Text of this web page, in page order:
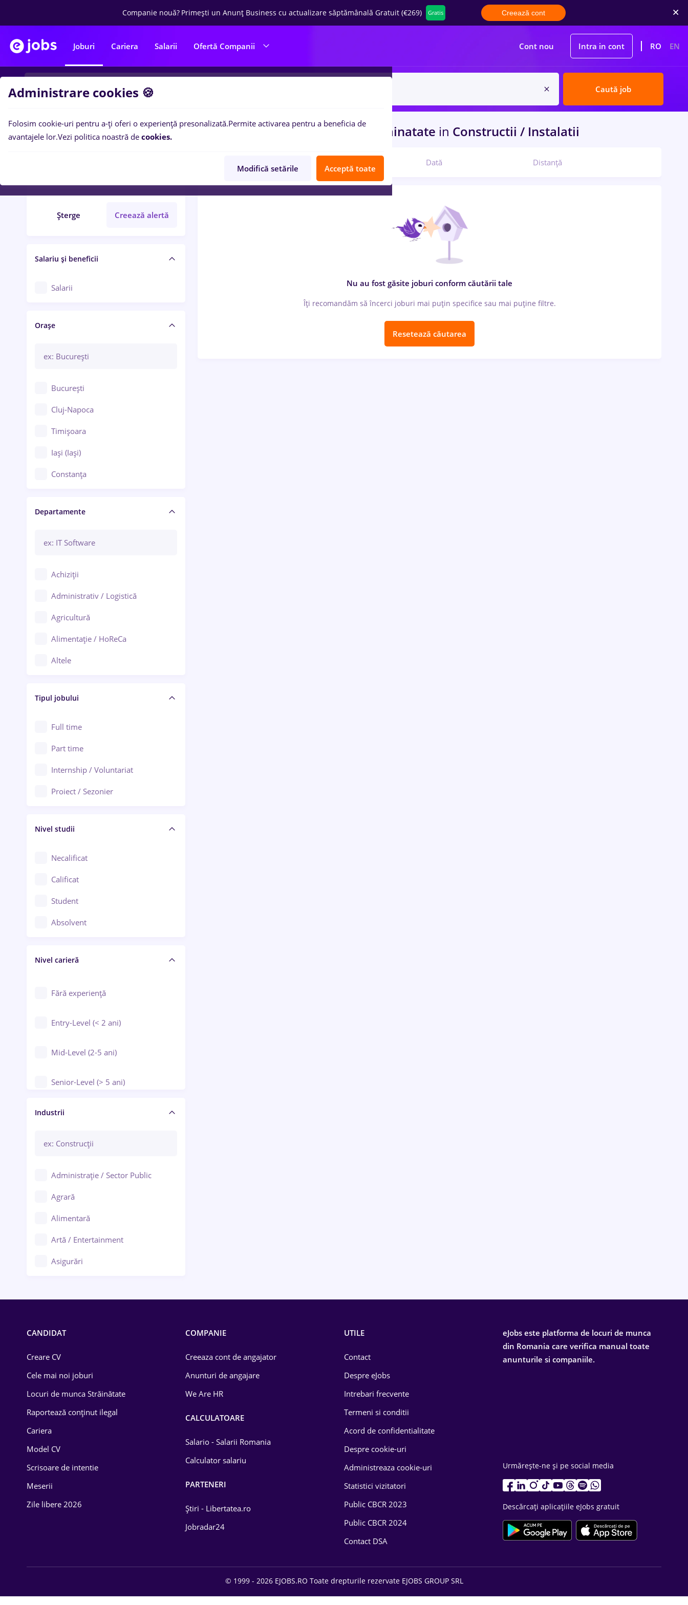
Companie nouă? Primești un Anunț Business cu actualizare săptămânală Gratuit (€269) Gratis Creează cont
Joburi Cariera Salarii Ofertă Companii Cont nou Intra in cont RO EN
Caută job
Filtre
Șterge Creează alertă
Salariu și beneficii
Salarii
Orașe
București
Cluj-Napoca
Timișoara
Iași (Iași)
Constanța
Brașov
Bacău
Galați (Galați)
Ploiești
Arad
Baia Mare
Bârlad
Bistrița (Bistrița-Năsăud)
Departamente
Achiziții
Administrativ / Logistică
Agricultură
Alimentație / HoReCa
Altele
Asigurări
Au pair / Babysitter / Curățenie
Audit / Consultanță
Auto / Echipamente
Automatizări
Cercetare - dezvoltare
Chimie / Biochimie
Confecții / Design vestimentar
Construcții / Instalații
Controlul calității
Educație / Training / Arte
Tipul jobului
Full time
Part time
Internship / Voluntariat
Proiect / Sezonier
Nivel studii
Necalificat
Calificat
Student
Absolvent
Nivel carieră
Fără experiență
Entry-Level (< 2 ani)
Mid-Level (2-5 ani)
Senior-Level (> 5 ani)
Manager / Executiv
Industrii
Administrație / Sector Public
Agrară
Alimentară
Artă / Entertainment
Asigurări
Drept
Educație / Training
Energetică
Farma
0locuri de muncalaborantin Strainatate in Constructii / Instalatii
Dată Distanță
Nu au fost găsite joburi conform căutării tale
Îți recomandăm să încerci joburi mai puțin specifice sau mai puține filtre.
Resetează căutarea
CANDIDAT
Creare CV
Cele mai noi joburi
Locuri de munca Străinătate
Raportează conținut ilegal
Cariera
Model CV
Scrisoare de intentie
Meserii
Zile libere 2026
COMPANIE
Creeaza cont de angajator
Anunturi de angajare
We Are HR
CALCULATOARE
Salario - Salarii Romania
Calculator salariu
PARTENERI
Știri - Libertatea.ro
Jobradar24
UTILE
Contact
Despre eJobs
Intrebari frecvente
Termeni si conditii
Acord de confidentialitate
Despre cookie-uri
Administreaza cookie-uri
Statistici vizitatori
Public CBCR 2023
Public CBCR 2024
Contact DSA
eJobs este platforma de locuri de munca
din Romania care verifica manual toate
anunturile si companiile.
Urmărește-ne și pe social media
Descărcați aplicațiile eJobs gratuit
© 1999 - 2026 EJOBS.RO Toate drepturile rezervate EJOBS GROUP SRL
Administrare cookies 🍪
Folosim cookie-uri pentru a-ți oferi o experiență presonalizată.Permite activarea pentru a beneficia de
avantajele lor.Vezi politica noastră de cookies.
Modifică setările Acceptă toate